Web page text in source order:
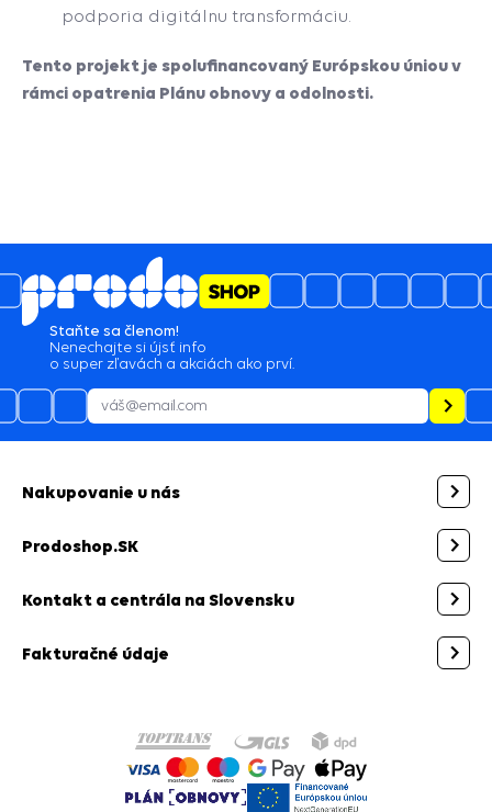
podporia digitálnu transformáciu.
Tento projekt je spolufinancovaný Európskou úniou v
rámci opatrenia Plánu obnovy a odolnosti.
4.6/5
3489názory
profi prístup, spokojnosť
objednávke a nie po urgencii telefonicky
J̌ano,bol som spokojný, budem vás odporúčať
Staňte sa členom!